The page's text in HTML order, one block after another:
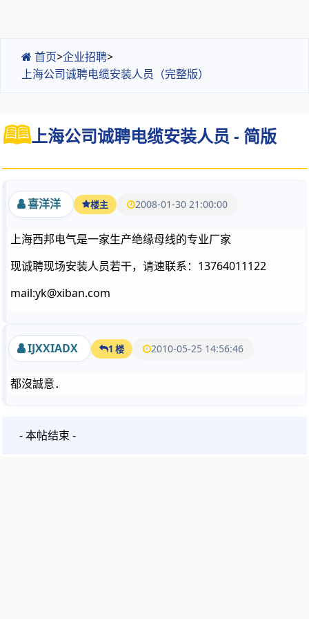
首页>企业招聘>
上海公司诚聘电缆安装人员（完整版）
上海公司诚聘电缆安装人员 - 简版
喜洋洋 楼主 2008-01-30 21:00:00
上海西邦电气是一家生产绝缘母线的专业厂家
现诚聘现场安装人员若干，请速联系：13764011122
mail:yk@xiban.com
IJXXIADX 1 楼 2010-05-25 14:56:46
都沒誠意．
- 本帖结束 -